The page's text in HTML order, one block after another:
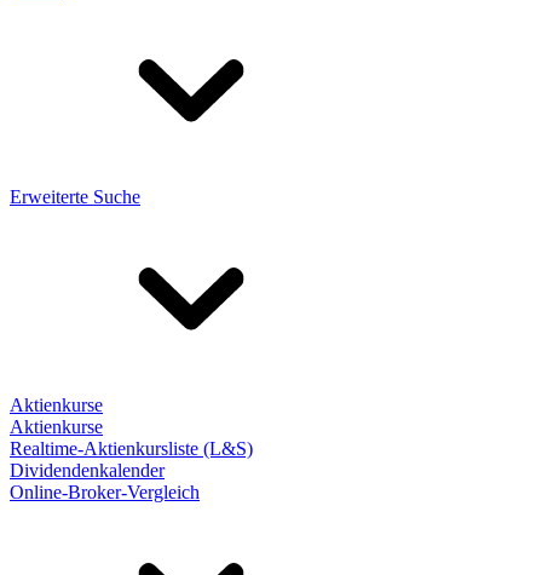
Erweiterte Suche
Aktienkurse
Aktienkurse
Realtime-Aktienkursliste (L&S)
Dividendenkalender
Online-Broker-Vergleich